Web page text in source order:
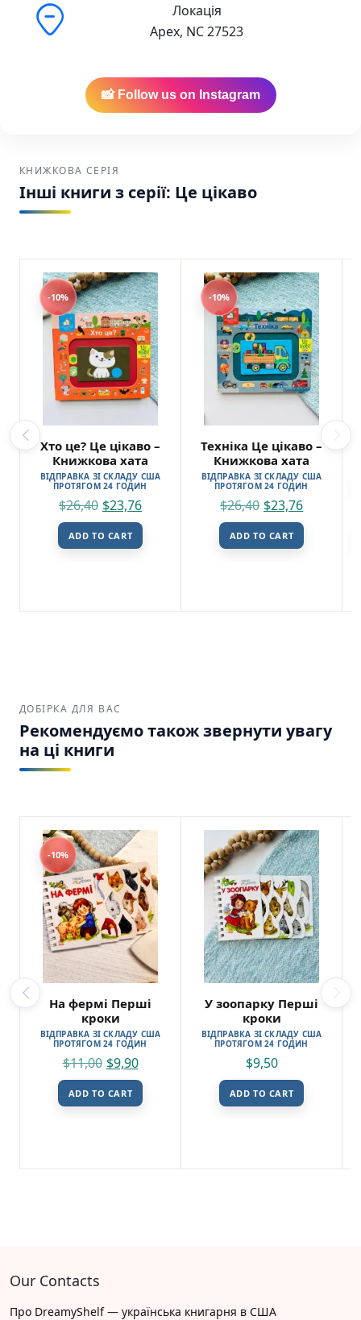
Локація
Apex, NC 27523
📸 Follow us on Instagram
КНИЖКОВА СЕРІЯ
Інші книги з серії: Це цікаво
-10%
Хто це? Це цікаво –
Книжкова хата
ВІДПРАВКА ЗІ СКЛАДУ США
ПРОТЯГОМ 24 ГОДИН
$26,40 $23,76
ADD TO CART
-10%
Техніка Це цікаво –
Книжкова хата
ВІДПРАВКА ЗІ СКЛАДУ США
ПРОТЯГОМ 24 ГОДИН
$26,40 $23,76
ADD TO CART
ДОБІРКА ДЛЯ ВАС
Рекомендуємо також звернути увагу
на ці книги
-10%
На фермі Перші
кроки
ВІДПРАВКА ЗІ СКЛАДУ США
ПРОТЯГОМ 24 ГОДИН
$11,00 $9,90
ADD TO CART
У зоопарку Перші
кроки
ВІДПРАВКА ЗІ СКЛАДУ США
ПРОТЯГОМ 24 ГОДИН
$9,50
ADD TO CART
Our Contacts
Про DreamyShelf — українська книгарня в США